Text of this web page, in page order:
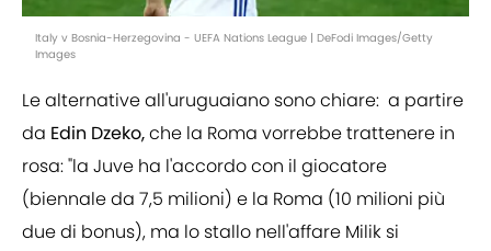
Italy v Bosnia-Herzegovina - UEFA Nations League | DeFodi Images/Getty
Images
Le alternative all'uruguaiano sono chiare: a partire
da Edin Dzeko,che la Roma vorrebbe trattenere in
rosa: "la Juve ha l'accordo con il giocatore
(biennale da 7,5 milioni) e la Roma (10 milioni più
due di bonus), ma lo stallo nell'affare Milik si